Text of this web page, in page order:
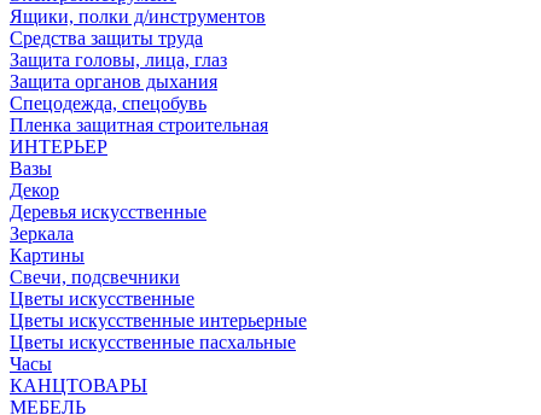
Ящики, полки д/инструментов
Средства защиты труда
Защита головы, лица, глаз
Защита органов дыхания
Спецодежда, спецобувь
Пленка защитная строительная
ИНТЕРЬЕР
Вазы
Декор
Деревья искусственные
Зеркала
Картины
Свечи, подсвечники
Цветы искусственные
Цветы искусственные интерьерные
Цветы искусственные пасхальные
Часы
КАНЦТОВАРЫ
МЕБЕЛЬ